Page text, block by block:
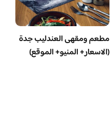
مطعم ومقهى العندليب جدة
(الاسعار+ المنيو+ الموقع)